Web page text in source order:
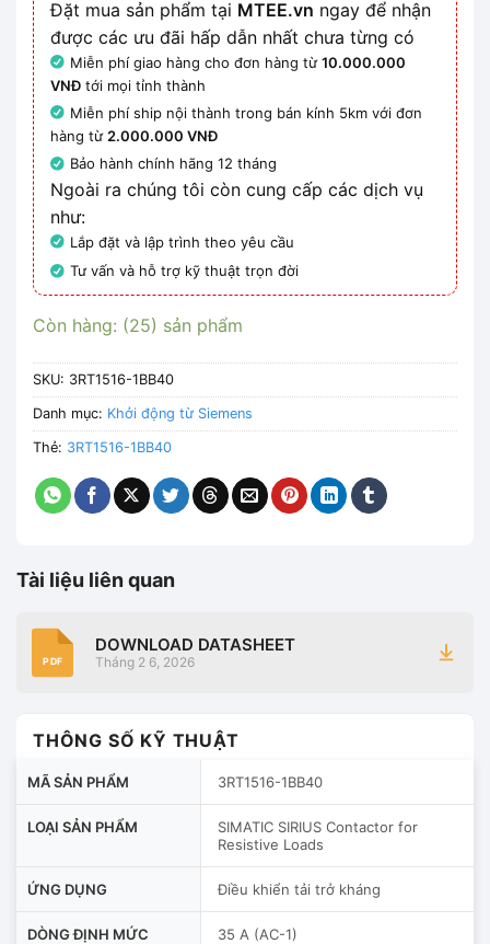
Đặt mua sản phẩm tại MTEE.vn ngay để nhận
được các ưu đãi hấp dẫn nhất chưa từng có
Miễn phí giao hàng cho đơn hàng từ10.000.000
VNĐ tới mọi tỉnh thành
Miễn phí ship nội thành trong bán kính 5km với đơn
hàng từ2.000.000 VNĐ
Bảo hành chính hãng 12 tháng
Ngoài ra chúng tôi còn cung cấp các dịch vụ
như:
Lắp đặt và lập trình theo yêu cầu
Tư vấn và hỗ trợ kỹ thuật trọn đời
Còn hàng: (25) sản phẩm
SKU: 3RT1516-1BB40
Danh mục: Khởi động từ Siemens
Thẻ: 3RT1516-1BB40
Tài liệu liên quan
PDF
DOWNLOAD DATASHEET
Tháng 2 6, 2026
THÔNG SỐ KỸ THUẬT
MÃ SẢN PHẨM 3RT1516-1BB40
LOẠI SẢN PHẨM
SIMATIC SIRIUS Contactor for
Resistive Loads
ỨNG DỤNG Điều khiển tải trở kháng
DÒNG ĐỊNH MỨC 35 A (AC-1)